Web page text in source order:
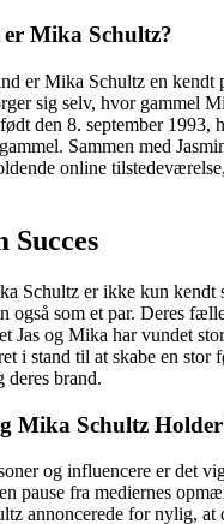
Mika Schultz?
er Mika Schultz en kendt
sig selv, hvor gammel
den 8. september 1993,
Sammen med
online
Succes
Schultz er ikke kun kendt
også som et par. Deres
Jas og Mika har vundet
i stand til at skabe en stor
brand.
Mika Schultz Holder
og influencere er det
pause fra mediernes
annoncerede for nylig, at